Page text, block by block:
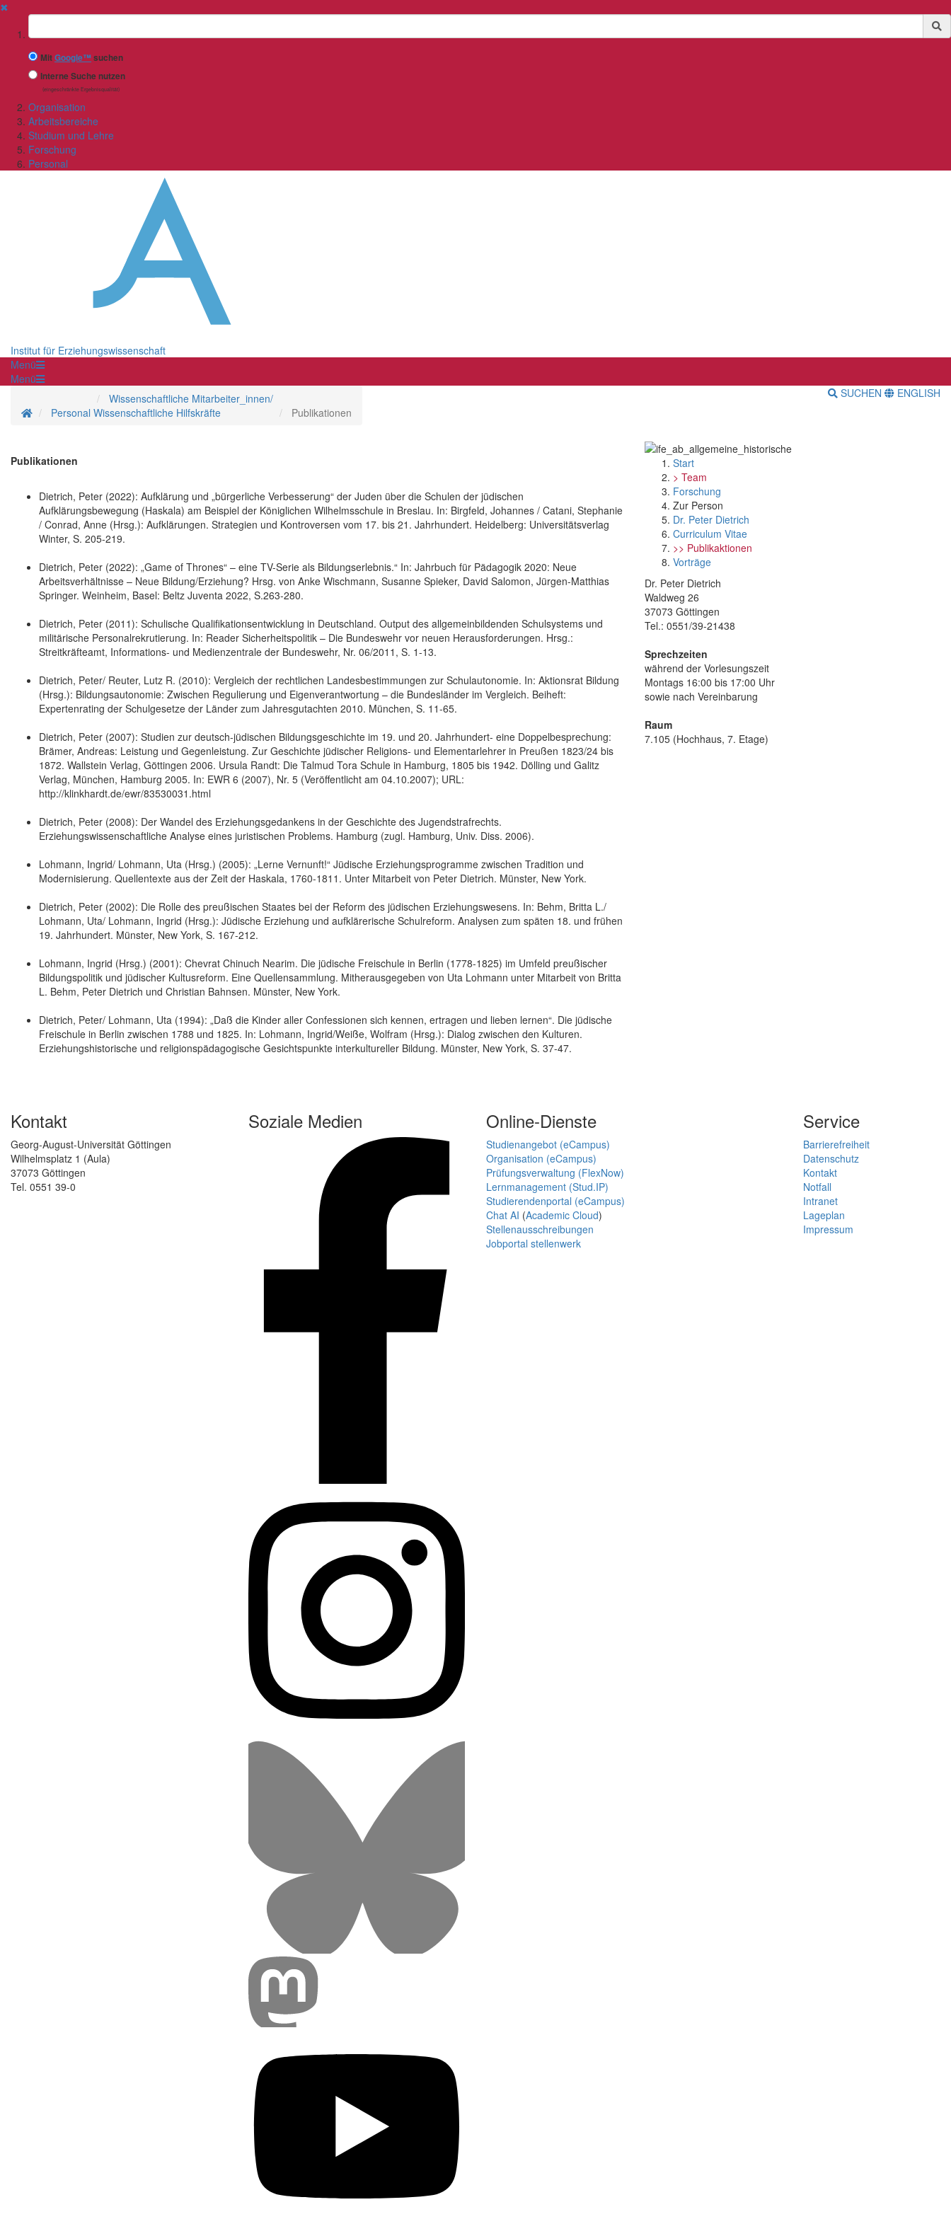
✖
Suchbegriff
MitGoogle™ suchen
Interne Suche nutzen
(eingeschränkte Ergebnisqualität)
Organisation
Arbeitsbereiche
Studium und Lehre
Forschung
Personal
Institut für Erziehungswissenschaft
Menü
Menü
Startseite
Personal
Wissenschaftliche Mitarbeiter_innen/
Wissenschaftliche Hilfskräfte
Publikationen
SUCHEN ENGLISH
Publikationen
Dietrich, Peter (2022): Aufklärung und „bürgerliche Verbesserung“ der Juden über die Schulen der jüdischen
Aufklärungsbewegung (Haskala) am Beispiel der Königlichen Wilhelmsschule in Breslau. In: Birgfeld, Johannes / Catani, Stephanie
/ Conrad, Anne (Hrsg.): Aufklärungen. Strategien und Kontroversen vom 17. bis 21. Jahrhundert. Heidelberg: Universitätsverlag
Winter, S. 205-219.
Dietrich, Peter (2022): „Game of Thrones“ – eine TV-Serie als Bildungserlebnis.“ In: Jahrbuch für Pädagogik 2020: Neue
Arbeitsverhältnisse – Neue Bildung/Erziehung? Hrsg. von Anke Wischmann, Susanne Spieker, David Salomon, Jürgen-Matthias
Springer. Weinheim, Basel: Beltz Juventa 2022, S.263-280.
Dietrich, Peter (2011): Schulische Qualifikationsentwicklung in Deutschland. Output des allgemeinbildenden Schulsystems und
militärische Personalrekrutierung. In: Reader Sicherheitspolitik – Die Bundeswehr vor neuen Herausforderungen. Hrsg.:
Streitkräfteamt, Informations- und Medienzentrale der Bundeswehr, Nr. 06/2011, S. 1-13.
Dietrich, Peter/ Reuter, Lutz R. (2010): Vergleich der rechtlichen Landesbestimmungen zur Schulautonomie. In: Aktionsrat Bildung
(Hrsg.): Bildungsautonomie: Zwischen Regulierung und Eigenverantwortung – die Bundesländer im Vergleich. Beiheft:
Expertenrating der Schulgesetze der Länder zum Jahresgutachten 2010. München, S. 11-65.
Dietrich, Peter (2007): Studien zur deutsch-jüdischen Bildungsgeschichte im 19. und 20. Jahrhundert- eine Doppelbesprechung:
Brämer, Andreas: Leistung und Gegenleistung. Zur Geschichte jüdischer Religions- und Elementarlehrer in Preußen 1823/24 bis
1872. Wallstein Verlag, Göttingen 2006. Ursula Randt: Die Talmud Tora Schule in Hamburg, 1805 bis 1942. Dölling und Galitz
Verlag, München, Hamburg 2005. In: EWR 6 (2007), Nr. 5 (Veröffentlicht am 04.10.2007); URL:
http://klinkhardt.de/ewr/83530031.html
Dietrich, Peter (2008): Der Wandel des Erziehungsgedankens in der Geschichte des Jugendstrafrechts.
Erziehungswissenschaftliche Analyse eines juristischen Problems. Hamburg (zugl. Hamburg, Univ. Diss. 2006).
Lohmann, Ingrid/ Lohmann, Uta (Hrsg.) (2005): „Lerne Vernunft!“ Jüdische Erziehungsprogramme zwischen Tradition und
Modernisierung. Quellentexte aus der Zeit der Haskala, 1760-1811. Unter Mitarbeit von Peter Dietrich. Münster, New York.
Dietrich, Peter (2002): Die Rolle des preußischen Staates bei der Reform des jüdischen Erziehungswesens. In: Behm, Britta L./
Lohmann, Uta/ Lohmann, Ingrid (Hrsg.): Jüdische Erziehung und aufklärerische Schulreform. Analysen zum späten 18. und frühen
19. Jahrhundert. Münster, New York, S. 167-212.
Lohmann, Ingrid (Hrsg.) (2001): Chevrat Chinuch Nearim. Die jüdische Freischule in Berlin (1778-1825) im Umfeld preußischer
Bildungspolitik und jüdischer Kultusreform. Eine Quellensammlung. Mitherausgegeben von Uta Lohmann unter Mitarbeit von Britta
L. Behm, Peter Dietrich und Christian Bahnsen. Münster, New York.
Dietrich, Peter/ Lohmann, Uta (1994): „Daß die Kinder aller Confessionen sich kennen, ertragen und lieben lernen“. Die jüdische
Freischule in Berlin zwischen 1788 und 1825. In: Lohmann, Ingrid/Weiße, Wolfram (Hrsg.): Dialog zwischen den Kulturen.
Erziehungshistorische und religionspädagogische Gesichtspunkte interkultureller Bildung. Münster, New York, S. 37-47.
Start
> Team
Forschung
Zur Person
Dr. Peter Dietrich
Curriculum Vitae
>> Publikaktionen
Vorträge
Dr. Peter Dietrich
Waldweg 26
37073 Göttingen
Tel.: 0551/39-21438
Sprechzeiten
während der Vorlesungszeit
Montags 16:00 bis 17:00 Uhr
sowie nach Vereinbarung
Raum
7.105 (Hochhaus, 7. Etage)
Kontakt
Georg-August-Universität Göttingen
Wilhelmsplatz 1 (Aula)
37073 Göttingen
Tel. 0551 39-0
Soziale Medien Online-Dienste
Studienangebot (eCampus)
Organisation (eCampus)
Prüfungsverwaltung (FlexNow)
Lernmanagement (Stud.IP)
Studierendenportal (eCampus)
Chat AI (Academic Cloud)
Stellenausschreibungen
Jobportal stellenwerk
Service
Barrierefreiheit
Datenschutz
Kontakt
Notfall
Intranet
Lageplan
Impressum